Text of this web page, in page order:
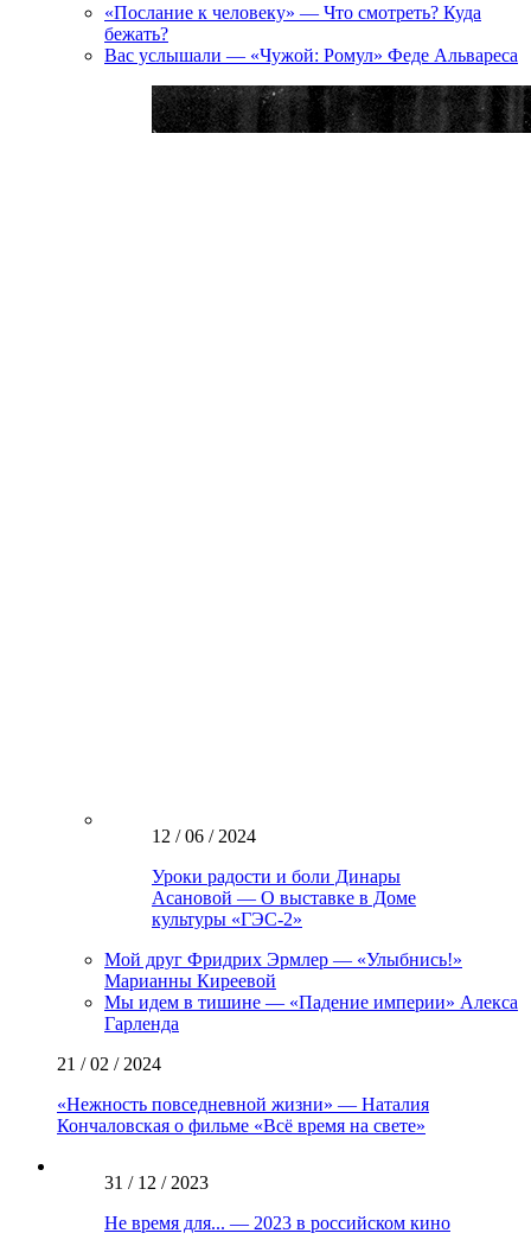
«Послание к человеку» — Что смотреть? Куда
бежать?
Вас услышали — «Чужой: Ромул» Феде Альвареса
12 / 06 / 2024
Уроки радости и боли Динары
Асановой — О выставке в Доме
культуры «ГЭС-2»
Мой друг Фридрих Эрмлер — «Улыбнись!»
Марианны Киреевой
Мы идем в тишине — «Падение империи» Алекса
Гарленда
21 / 02 / 2024
«Нежность повседневной жизни» — Наталия
Кончаловская о фильме «Всё время на свете»
31 / 12 / 2023
Не время для... — 2023 в российском кино